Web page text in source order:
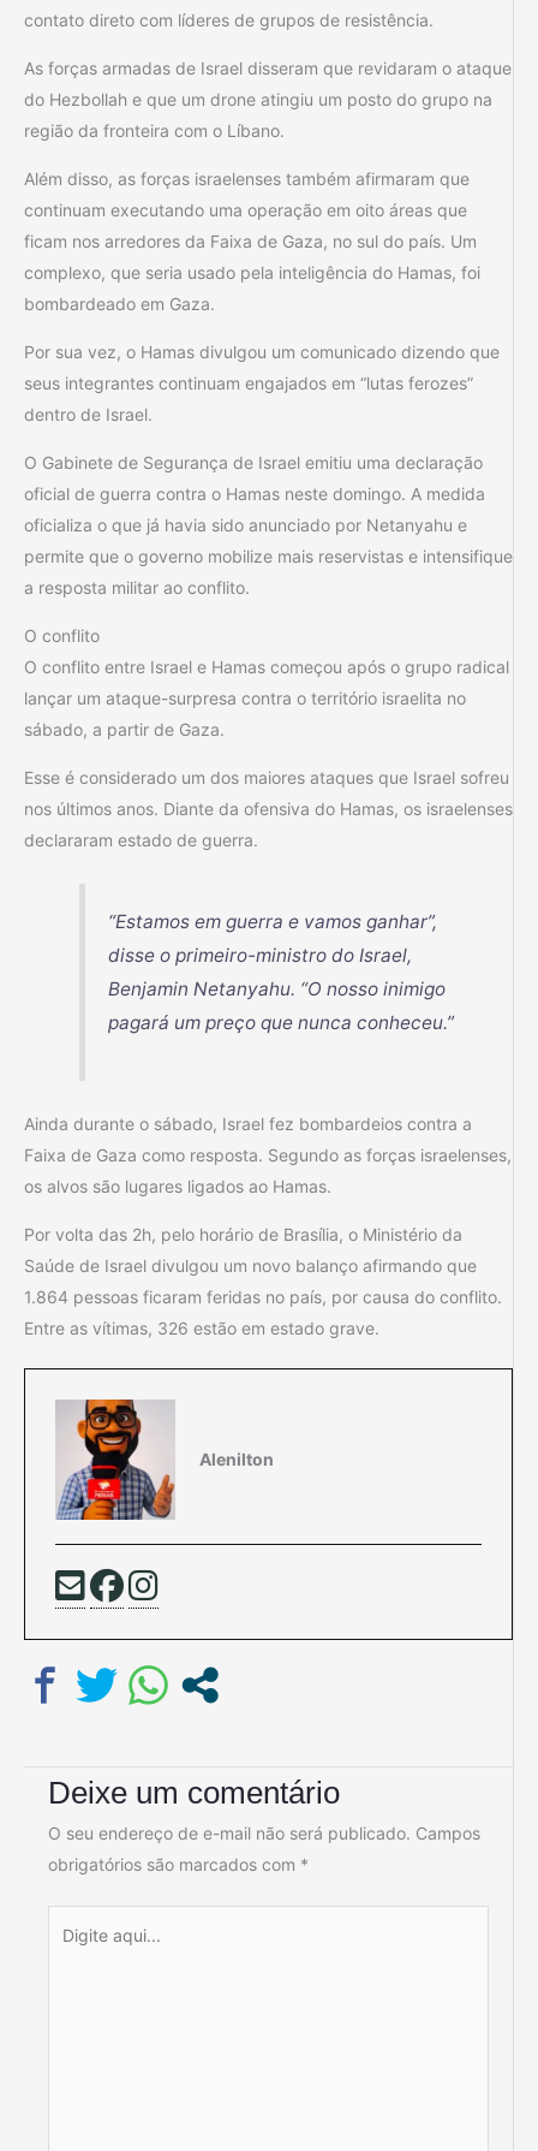
contato direto com líderes de grupos de resistência.
As forças armadas de Israel disseram que revidaram o ataque
do Hezbollah e que um drone atingiu um posto do grupo na
região da fronteira com o Líbano.
Além disso, as forças israelenses também afirmaram que
continuam executando uma operação em oito áreas que
ficam nos arredores da Faixa de Gaza, no sul do país. Um
complexo, que seria usado pela inteligência do Hamas, foi
bombardeado em Gaza.
Por sua vez, o Hamas divulgou um comunicado dizendo que
seus integrantes continuam engajados em “lutas ferozes”
dentro de Israel.
O Gabinete de Segurança de Israel emitiu uma declaração
oficial de guerra contra o Hamas neste domingo. A medida
oficializa o que já havia sido anunciado por Netanyahu e
permite que o governo mobilize mais reservistas e intensifique
a resposta militar ao conflito.
O conflito
O conflito entre Israel e Hamas começou após o grupo radical
lançar um ataque-surpresa contra o território israelita no
sábado, a partir de Gaza.
Esse é considerado um dos maiores ataques que Israel sofreu
nos últimos anos. Diante da ofensiva do Hamas, os israelenses
declararam estado de guerra.
“Estamos em guerra e vamos ganhar”,
disse o primeiro-ministro do Israel,
Benjamin Netanyahu. “O nosso inimigo
pagará um preço que nunca conheceu.”
Ainda durante o sábado, Israel fez bombardeios contra a
Faixa de Gaza como resposta. Segundo as forças israelenses,
os alvos são lugares ligados ao Hamas.
Por volta das 2h, pelo horário de Brasília, o Ministério da
Saúde de Israel divulgou um novo balanço afirmando que
1.864 pessoas ficaram feridas no país, por causa do conflito.
Entre as vítimas, 326 estão em estado grave.
Alenilton
Deixe um comentário
O seu endereço de e-mail não será publicado. Campos
obrigatórios são marcados com *
aqui...